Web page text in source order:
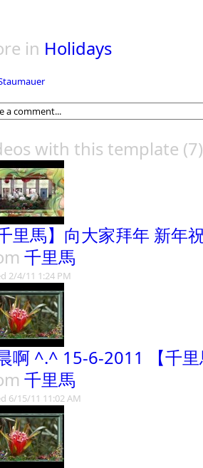
in Holidays
with this template (7)
里馬】向大家拜年 新年
千里馬
2/4/11 1:24 PM
啊 ^.^ 15-6-2011 【千里
千里馬
6/15/11 11:02 AM